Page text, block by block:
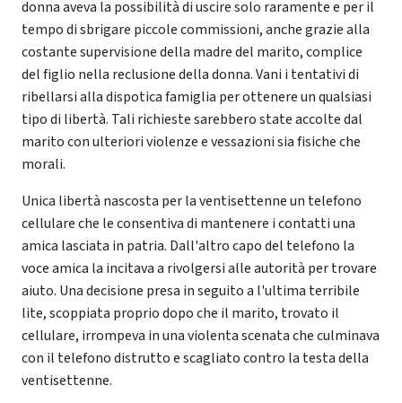
donna aveva la possibilità di uscire solo raramente e per il
tempo di sbrigare piccole commissioni, anche grazie alla
costante supervisione della madre del marito, complice
del figlio nella reclusione della donna. Vani i tentativi di
ribellarsi alla dispotica famiglia per ottenere un qualsiasi
tipo di libertà. Tali richieste sarebbero state accolte dal
marito con ulteriori violenze e vessazioni sia fisiche che
morali.
Unica libertà nascosta per la ventisettenne un telefono
cellulare che le consentiva di mantenere i contatti una
amica lasciata in patria. Dall'altro capo del telefono la
voce amica la incitava a rivolgersi alle autorità per trovare
aiuto. Una decisione presa in seguito a l'ultima terribile
lite, scoppiata proprio dopo che il marito, trovato il
cellulare, irrompeva in una violenta scenata che culminava
con il telefono distrutto e scagliato contro la testa della
ventisettenne.